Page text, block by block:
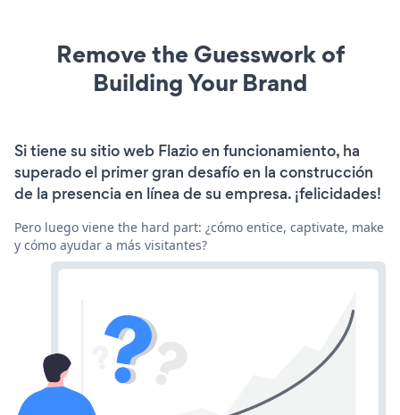
Remove the Guesswork of
Building Your Brand
Si tiene su sitio web Flazio en funcionamiento, ha
superado el primer gran desafío en la construcción
de la presencia en línea de su empresa. ¡felicidades!
Pero luego viene the hard part: ¿cómo entice, captivate, make
y cómo ayudar a más visitantes?